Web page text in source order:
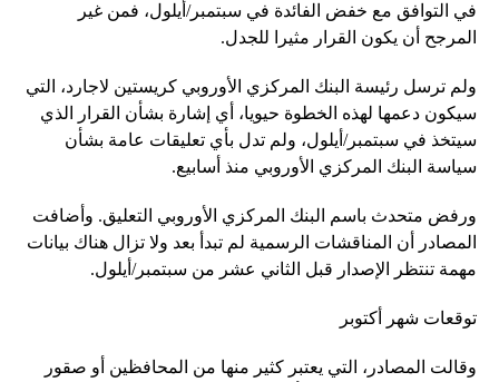
في التوافق مع خفض الفائدة في سبتمبر/أيلول، فمن غير
المرجح أن يكون القرار مثيرا للجدل.
ولم ترسل رئيسة البنك المركزي الأوروبي كريستين لاجارد، التي
سيكون دعمها لهذه الخطوة حيويا، أي إشارة بشأن القرار الذي
سيتخذ في سبتمبر/أيلول، ولم تدل بأي تعليقات عامة بشأن
سياسة البنك المركزي الأوروبي منذ أسابيع.
ورفض متحدث باسم البنك المركزي الأوروبي التعليق. وأضافت
المصادر أن المناقشات الرسمية لم تبدأ بعد ولا تزال هناك بيانات
مهمة تنتظر الإصدار قبل الثاني عشر من سبتمبر/أيلول.
توقعات شهر أكتوبر
وقالت المصادر، التي يعتبر كثير منها من المحافظين أو صقور